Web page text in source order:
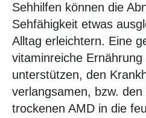
Sehhilfen können die
Sehfähigkeit etwas
Alltag erleichtern. Eine
vitaminreiche Ernährung
unterstützen, den
verlangsamen, bzw.
trockenen AMD in die